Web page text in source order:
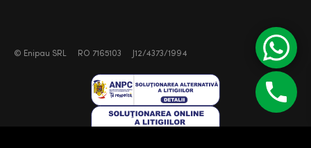
© Enipau SRL RO 7165103 J12/4373/1994